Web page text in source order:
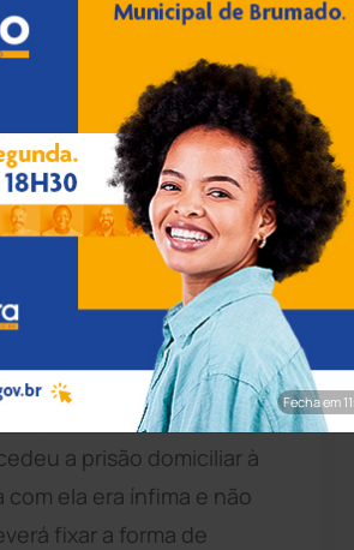
determinou na quinta-feira
de uma decisão da
por prisão domiciliar
em habeas corpus
preventivamente por
a prisão domiciliar à
ela era ínfima e não
fixar a forma de
Fecha em